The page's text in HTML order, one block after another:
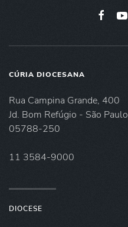
CÚRIA DIOCESANA
Rua Campina Grande, 400
Jd. Bom Refúgio - São Paulo
05788-250
11 3584-9000
DIOCESE